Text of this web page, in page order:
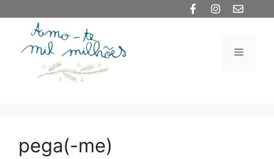
conteúdo
Menu
pega(-me)